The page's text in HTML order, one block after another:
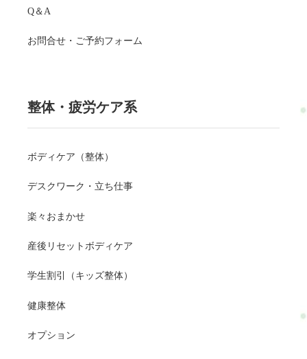
Q＆A
お問合せ・ご予約フォーム
整体・疲労ケア系
ボディケア（整体）
デスクワーク・立ち仕事
楽々おまかせ
産後リセットボディケア
学生割引（キッズ整体）
健康整体
オプション